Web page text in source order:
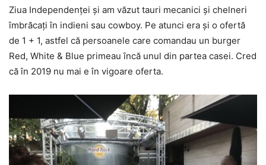
Ziua Independenţei şi am văzut tauri mecanici şi chelneri
îmbrăcaţi în indieni sau cowboy. Pe atunci era şi o ofertă
de 1 + 1, astfel că persoanele care comandau un burger
Red, White & Blue primeau încă unul din partea casei. Cred
că în 2019 nu mai e în vigoare oferta.